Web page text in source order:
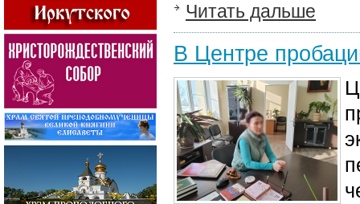
Читать дальше
В Центре